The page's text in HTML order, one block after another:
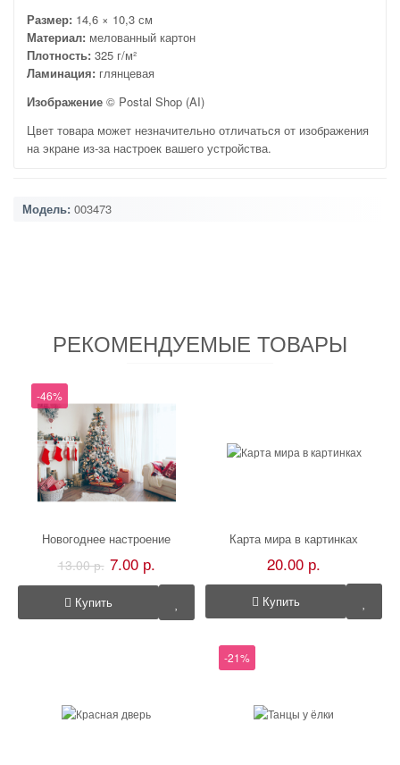
Размер: 14,6 × 10,3 см
Материал: мелованный картон
Плотность: 325 г/м²
Ламинация: глянцевая
Изображение © Postal Shop (AI)
Цвет товара может незначительно отличаться от изображения
на экране из-за настроек вашего устройства.
Модель: 003473
РЕКОМЕНДУЕМЫЕ ТОВАРЫ
-46%
Новогоднее настроение
13.00 р. 7.00 р.
Купить
Карта мира в картинках
20.00 р.
Купить
-21%